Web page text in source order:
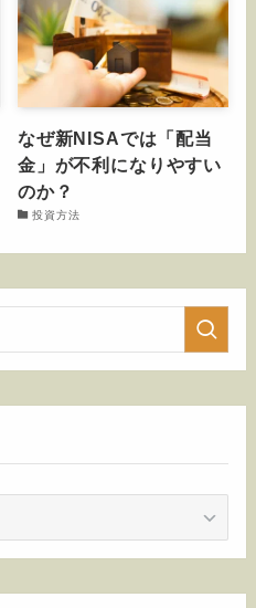
なぜ新NISAでは「配当
金」が不利になりやすい
のか？
投資方法